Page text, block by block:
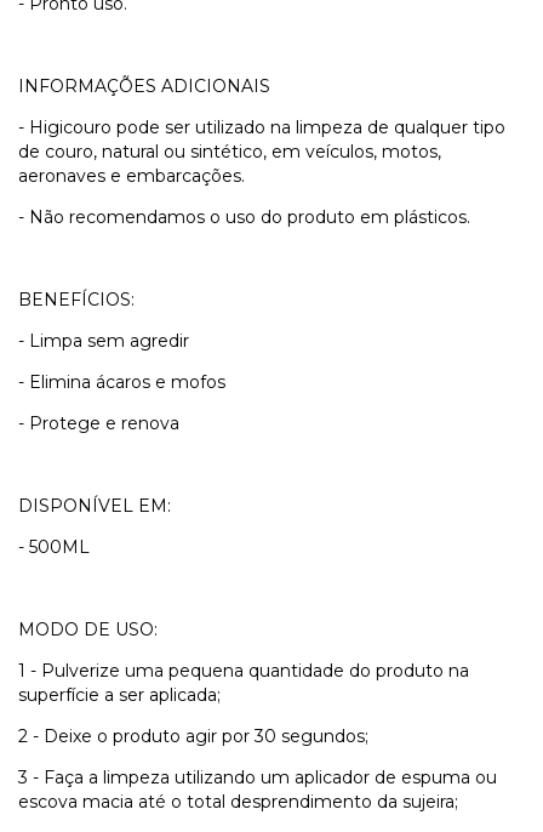
INFORMAÇÕES ADICIONAIS
- Higicouro pode ser utilizado na limpeza de qualquer tipo
de couro, natural ou sintético, em veículos, motos,
aeronaves e embarcações.
- Não recomendamos o uso do produto em plásticos.
BENEFÍCIOS:
- Limpa sem agredir
- Elimina ácaros e mofos
- Protege e renova
DISPONÍVEL EM:
- 500ML
MODO DE USO:
1 - Pulverize uma pequena quantidade do produto na
superfície a ser aplicada;
2 - Deixe o produto agir por 30 segundos;
3 - Faça a limpeza utilizando um aplicador de espuma ou
escova macia até o total desprendimento da sujeira;